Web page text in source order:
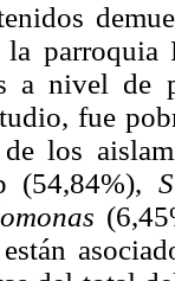
la
a nivel de
fue
los
(54,84%),